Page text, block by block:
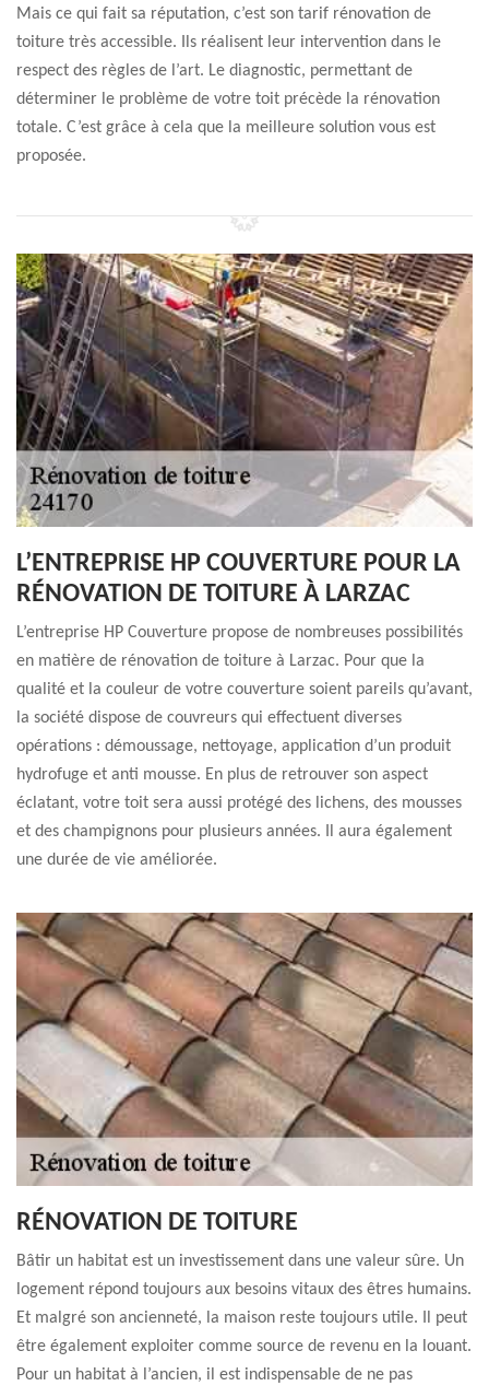
Mais ce qui fait sa réputation, c’est son tarif rénovation de
toiture très accessible. Ils réalisent leur intervention dans le
respect des règles de l’art. Le diagnostic, permettant de
déterminer le problème de votre toit précède la rénovation
totale. C’est grâce à cela que la meilleure solution vous est
proposée.
L’ENTREPRISE HP COUVERTURE POUR LA
RÉNOVATION DE TOITURE À LARZAC
L’entreprise HP Couverture propose de nombreuses possibilités
en matière de rénovation de toiture à Larzac. Pour que la
qualité et la couleur de votre couverture soient pareils qu’avant,
la société dispose de couvreurs qui effectuent diverses
opérations : démoussage, nettoyage, application d’un produit
hydrofuge et anti mousse. En plus de retrouver son aspect
éclatant, votre toit sera aussi protégé des lichens, des mousses
et des champignons pour plusieurs années. Il aura également
une durée de vie améliorée.
RÉNOVATION DE TOITURE
Bâtir un habitat est un investissement dans une valeur sûre. Un
logement répond toujours aux besoins vitaux des êtres humains.
Et malgré son ancienneté, la maison reste toujours utile. Il peut
être également exploiter comme source de revenu en la louant.
Pour un habitat à l’ancien, il est indispensable de ne pas